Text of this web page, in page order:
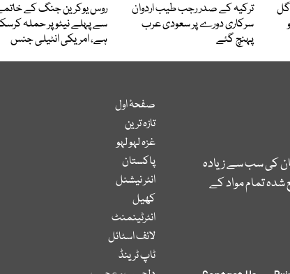
ترکیہ کے صدر رجب طیب اردوان
سرکاری دورے پر سعودی عرب
پہنچ گئے
روس یوکرین جنگ کے
سے پہلے نیٹو پر حملہ
ہے، امریکی انٹیلی جنس
کی سب سے زیادہ
تمام مواد کے
صفحۂ اول
تازہ ترین
غزہ لہو لہو
پاکستان
انٹر نیشنل
کھیل
انٹرٹینمنٹ
لائف اسٹائل
ٹاپ ٹرینڈ